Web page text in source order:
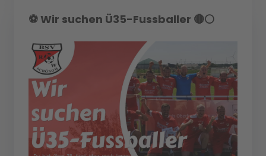
⚽️ Wir suchen Ü35-Fussballer 🔴⚪️